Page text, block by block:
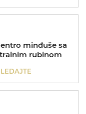
minđuše sa
rubinom